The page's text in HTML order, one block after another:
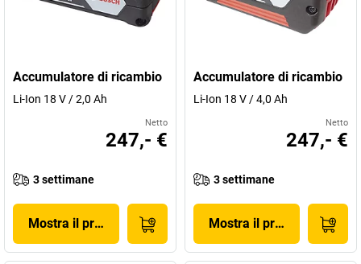
Accumulatore di ricambio
Li-Ion 18 V / 2,0 Ah
Netto
247,- €
3 settimane
Mostra il prodotto
Accumulatore di ricambio
Li-Ion 18 V / 4,0 Ah
Netto
247,- €
3 settimane
Mostra il prodotto